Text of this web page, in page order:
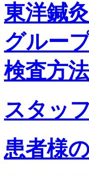
東洋鍼
グルー
検査方法
スタッ
患者様